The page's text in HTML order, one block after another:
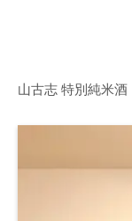
山古志 特別純米酒